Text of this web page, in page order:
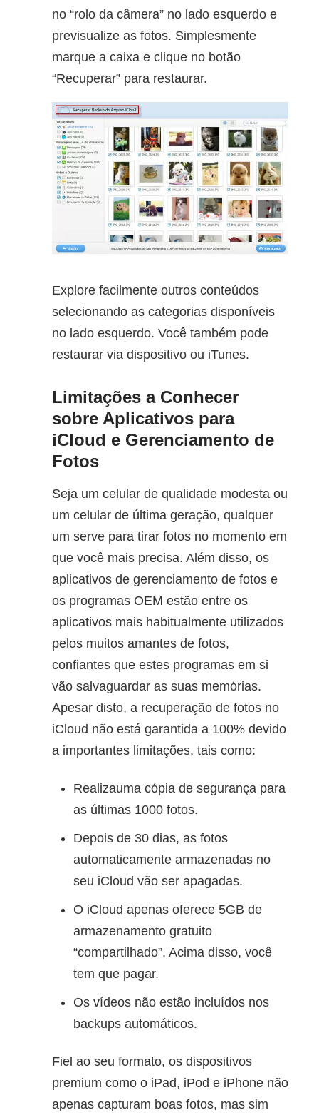
no “rolo da câmera” no lado esquerdo e
previsualize as fotos. Simplesmente
marque a caixa e clique no botão
“Recuperar” para restaurar.
Explore facilmente outros conteúdos
selecionando as categorias disponíveis
no lado esquerdo. Você também pode
restaurar via dispositivo ou iTunes.
Limitações a Conhecer
sobre Aplicativos para
iCloud e Gerenciamento de
Fotos
Seja um celular de qualidade modesta ou
um celular de última geração, qualquer
um serve para tirar fotos no momento em
que você mais precisa. Além disso, os
aplicativos de gerenciamento de fotos e
os programas OEM estão entre os
aplicativos mais habitualmente utilizados
pelos muitos amantes de fotos,
confiantes que estes programas em si
vão salvaguardar as suas memórias.
Apesar disto, a recuperação de fotos no
iCloud não está garantida a 100% devido
a importantes limitações, tais como:
Realizauma cópia de segurança para
as últimas 1000 fotos.
Depois de 30 dias, as fotos
automaticamente armazenadas no
seu iCloud vão ser apagadas.
O iCloud apenas oferece 5GB de
armazenamento gratuito
“compartilhado”. Acima disso, você
tem que pagar.
Os vídeos não estão incluídos nos
backups automáticos.
Fiel ao seu formato, os dispositivos
premium como o iPad, iPod e iPhone não
apenas capturam boas fotos, mas sim